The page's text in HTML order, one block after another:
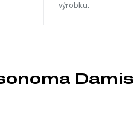
výrobku.
Damis